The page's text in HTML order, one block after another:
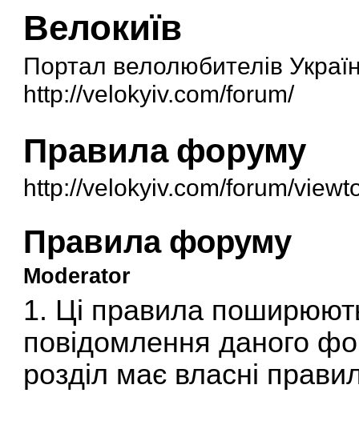
Велокиїв
Портал велолюбителів
http://velokyiv.com/forum/
Правила форуму
http://velokyiv.com/forum/
Правила форуму
Moderator
1. Ці правила
повідомлення даного
розділ має власні